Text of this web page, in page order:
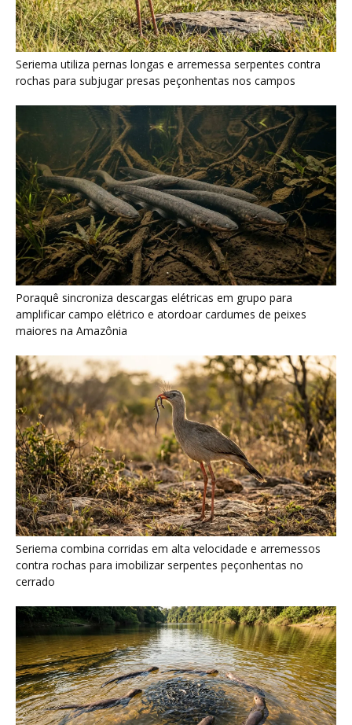
Poraquê sincroniza descargas elétricas em grupo para
amplificar campo elétrico e atordoar cardumes de peixes
maiores na Amazônia
Seriema combina corridas em alta velocidade e arremessos
contra rochas para imobilizar serpentes peçonhentas no
cerrado
Ariranha sincroniza caça coletiva com vocalização subaquática
e cerca cardumes em rios rasos da Amazônia